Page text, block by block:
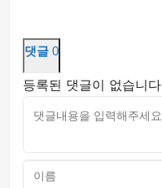
댓글 0
등록된 댓글이 없습니